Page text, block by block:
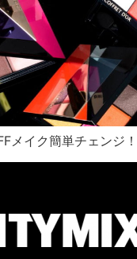
メイク簡単チェンジ！